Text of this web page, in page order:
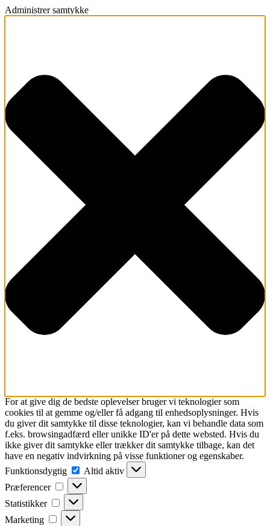
Administrer samtykke
For at give dig de bedste oplevelser bruger vi teknologier som
cookies til at gemme og/eller få adgang til enhedsoplysninger. Hvis
du giver dit samtykke til disse teknologier, kan vi behandle data som
f.eks. browsingadfærd eller unikke ID'er på dette websted. Hvis du
ikke giver dit samtykke eller trækker dit samtykke tilbage, kan det
have en negativ indvirkning på visse funktioner og egenskaber.
Funktionsdygtig
Funktionsdygtig
Altid aktiv
Præferencer
Præferencer
Statistikker Statistikker
Marketing Marketing